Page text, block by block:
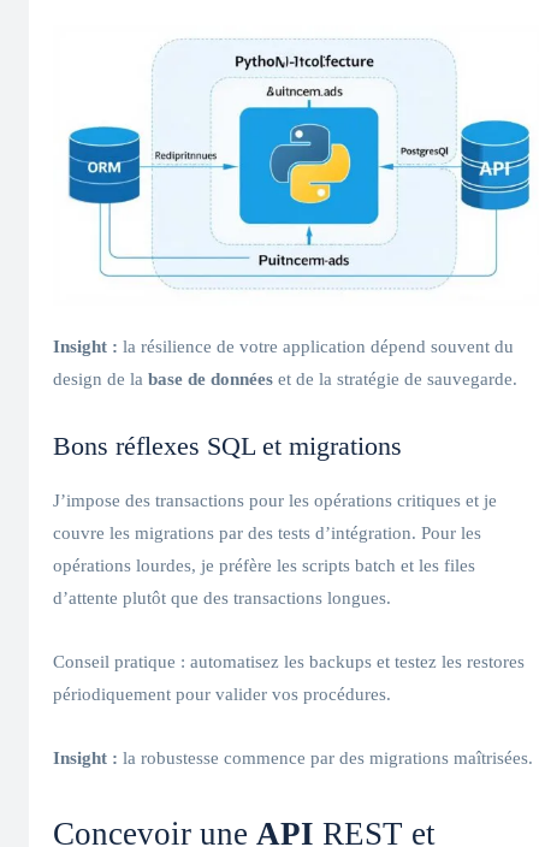
Insight : la résilience de votre application dépend souvent du
design de la base de données et de la stratégie de sauvegarde.
Bons réflexes SQL et migrations
J’impose des transactions pour les opérations critiques et je
couvre les migrations par des tests d’intégration. Pour les
opérations lourdes, je préfère les scripts batch et les files
d’attente plutôt que des transactions longues.
Conseil pratique : automatisez les backups et testez les restores
périodiquement pour valider vos procédures.
Insight : la robustesse commence par des migrations maîtrisées.
Concevoir une API REST et